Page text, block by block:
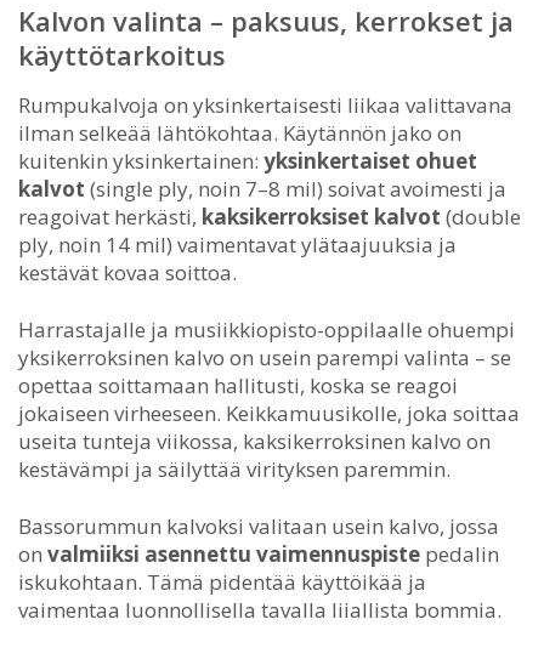
Kalvon valinta – paksuus, kerrokset ja
käyttötarkoitus
Rumpukalvoja on yksinkertaisesti liikaa valittavana
ilman selkeää lähtökohtaa. Käytännön jako on
kuitenkin yksinkertainen: yksinkertaiset ohuet
kalvot (single ply, noin 7–8 mil) soivat avoimesti ja
reagoivat herkästi, kaksikerroksiset kalvot (double
ply, noin 14 mil) vaimentavat ylätaajuuksia ja
kestävät kovaa soittoa.
Harrastajalle ja musiikkiopisto-oppilaalle ohuempi
yksikerroksinen kalvo on usein parempi valinta – se
opettaa soittamaan hallitusti, koska se reagoi
jokaiseen virheeseen. Keikkamuusikolle, joka soittaa
useita tunteja viikossa, kaksikerroksinen kalvo on
kestävämpi ja säilyttää virityksen paremmin.
Bassorummun kalvoksi valitaan usein kalvo, jossa
on valmiiksi asennettu vaimennuspiste pedalin
iskukohtaan. Tämä pidentää käyttöikää ja
vaimentaa luonnollisella tavalla liiallista bommia.